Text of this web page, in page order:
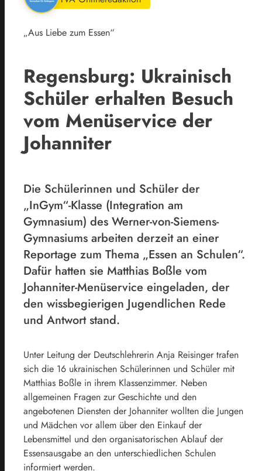
„Aus Liebe zum Essen“
Regensburg: Ukrainisch
Schüler erhalten Besuch
vom Menüservice der
Johanniter
Die Schülerinnen und Schüler der
„InGym“-Klasse (Integration am
Gymnasium) des Werner-von-Siemens-
Gymnasiums arbeiten derzeit an einer
Reportage zum Thema „Essen an Schulen“.
Dafür hatten sie Matthias Boßle vom
Johanniter-Menüservice eingeladen, der
den wissbegierigen Jugendlichen Rede
und Antwort stand.
Unter Leitung der Deutschlehrerin Anja Reisinger trafen
sich die 16 ukrainischen Schülerinnen und Schüler mit
Matthias Boßle in ihrem Klassenzimmer. Neben
allgemeinen Fragen zur Geschichte und den
angebotenen Diensten der Johanniter wollten die Jungen
und Mädchen vor allem über den Einkauf der
Lebensmittel und den organisatorischen Ablauf der
Essensausgabe an den unterschiedlichen Schulen
informiert werden.